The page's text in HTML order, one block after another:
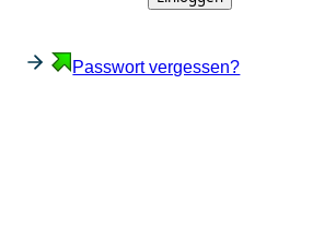
Passwort vergessen?